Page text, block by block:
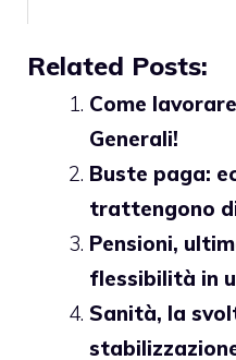
Related Posts:
Come
Generali!
Buste paga:
trattengono
Pensioni,
flessibilità in
Sanità, la